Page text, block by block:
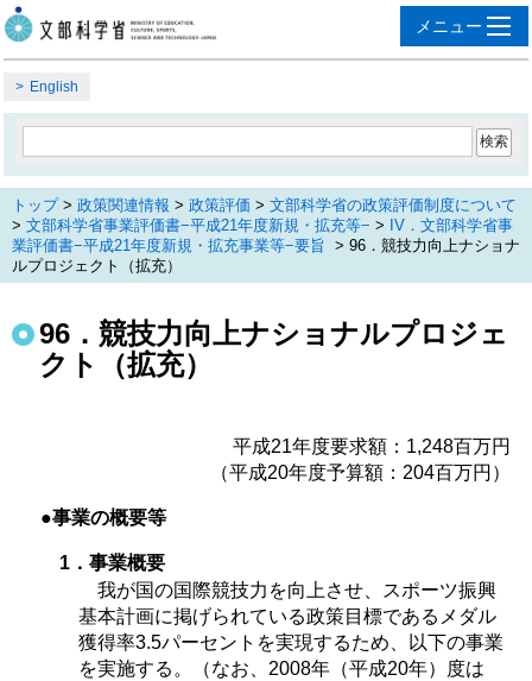
English
トップ> 政策関連情報 > 政策評価 > 文部科学省の政策評価制度について
> 文部科学省事業評価書−平成21年度新規・拡充等− > IV．文部科学省事
業評価書−平成21年度新規・拡充事業等−要旨 > 96．競技力向上ナショナ
ルプロジェクト（拡充）
96．競技力向上ナショナルプロジェ
クト（拡充）
平成21年度要求額：1,248百万円
（平成20年度予算額：204百万円）
●事業の概要等
1．事業概要
我が国の国際競技力を向上させ、スポーツ振興
基本計画に掲げられている政策目標であるメダル
獲得率3.5パーセントを実現するため、以下の事業
を実施する。（なお、2008年（平成20年）度は